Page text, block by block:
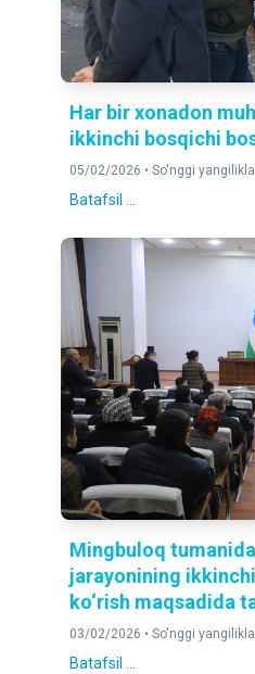
Har bir xonadon
ikkinchi bosqichi
05/02/2026 • So'nggi
Batafsil ...
Mingbuloq
jarayonining
ko‘rish maqsadida
03/02/2026 • So'nggi
Batafsil ...